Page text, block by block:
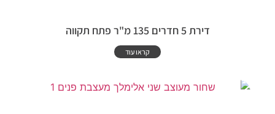
דירת 5 חדרים 135 מ"ר פתח תקווה
קראו עוד